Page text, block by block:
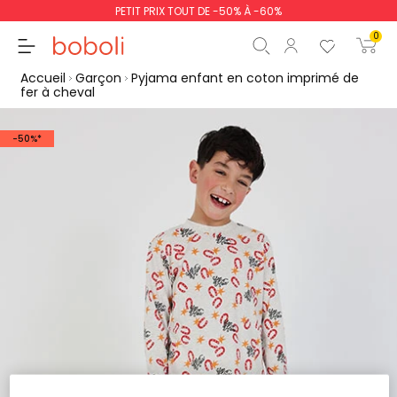
PETIT PRIX TOUT DE -50% À -60%
0
Commencer la
Accueil Garçon Pyjama enfant en coton imprimé de
fer à cheval
-50%*